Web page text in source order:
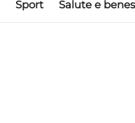
Sport Salute e